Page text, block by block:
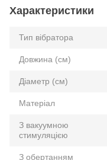
Характеристики
Тип вібратора
Довжина (см)
Діаметр (см)
Матеріал
З вакуумною
стимуляцією
З обертанням